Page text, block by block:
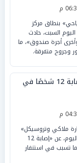
بنطاق مركز
السبت، حادث
أجرة صندوق»، ما
حادث مروع بطريق نكلا.. إصابة 12 شخصًا في
ملاكي وتروسيكل»
على طريق نكلا بمحافظة الجيزة اليوم، عن «إصابة 12
تسبب في استنفار